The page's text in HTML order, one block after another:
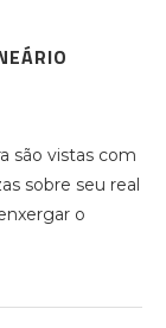
são vistas com
sobre seu real
o